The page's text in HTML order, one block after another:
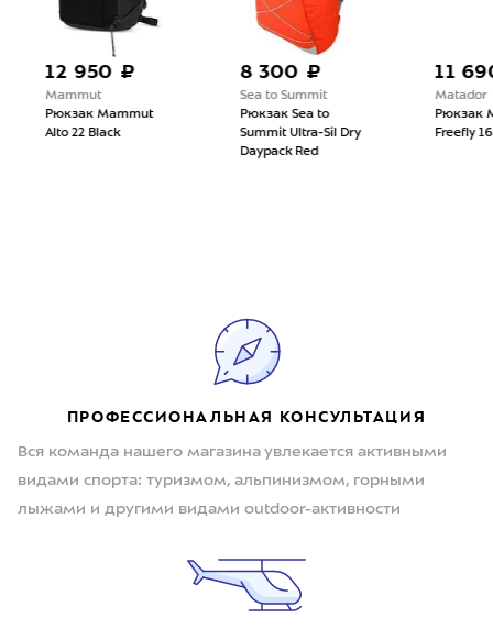
12 950 ₽
Mammut
Рюкзак Mammut
Alto 22 Black
8 300 ₽
Sea to Summit
Рюкзак Sea to
Summit Ultra-Sil Dry
Daypack Red
11
Matador
Рюкзак
Freefly
ПРОФЕССИОНАЛЬНАЯ КОНСУЛЬТАЦИЯ
Вся команда нашего магазина увлекается активными
видами спорта: туризмом, альпинизмом, горными
лыжами и другими видами outdoor-активности